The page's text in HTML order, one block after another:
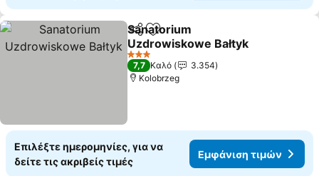
Κοινοποίηση
Προσθήκη στα αγαπημένα
Sanatorium
Uzdrowiskowe Bałtyk
3 Αστέρια
7,7 Καλό
3.354
Kolobrzeg
Επιλέξτε ημερομηνίες, για να
δείτε τις ακριβείς τιμές
Εμφάνιση τιμών